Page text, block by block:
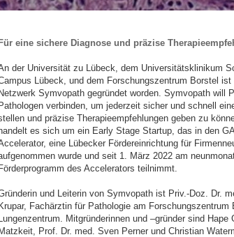
eine sichere Diagnose und präzise
der Universität zu Lübeck, dem Universitätsklinikum
Lübeck, und dem Forschungszentrum Borstel ist
Symvopath gegründet worden. Symvopath will
verbinden, um jederzeit sicher und schnell
und präzise Therapieempfehlungen geben zu
es sich um ein Early Stage Startup, das in den
eine Lübecker Fördereinrichtung für
wurde und seit 1. März 2022 am
des Accelerators teilnimmt.
und Leiterin von Symvopath ist Priv.-Doz. Dr.
Fachärztin für Pathologie am Forschungszentrum
Mitgründerinnen und –gründer sind Hape
Prof. Dr. med. Sven Perner und Christian